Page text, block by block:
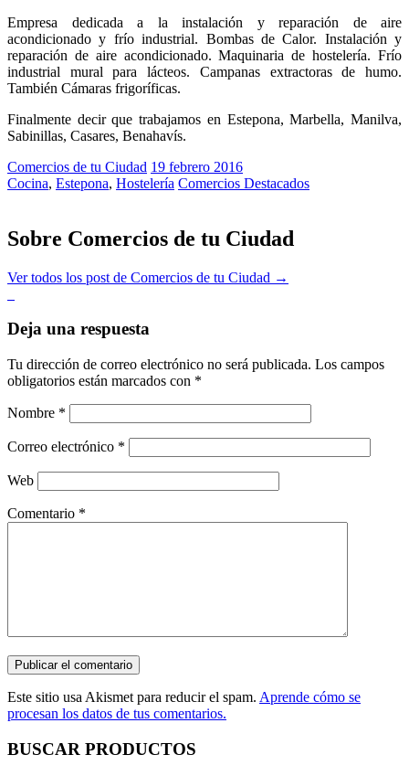
Empresa dedicada a la instalación y reparación de aire
acondicionado y frío industrial. Bombas de Calor. Instalación y
reparación de aire acondicionado. Maquinaria de hostelería. Frío
industrial mural para lácteos. Campanas extractoras de humo.
También Cámaras frigoríficas.
Finalmente decir que trabajamos en Estepona, Marbella, Manilva,
Sabinillas, Casares, Benahavís.
Comercios de tu Ciudad 19 febrero 2016
Cocina, Estepona, Hostelería Comercios Destacados
Sobre Comercios de tu Ciudad
Ver todos los post de Comercios de tu Ciudad →
Deja una respuesta
Tu dirección de correo electrónico no será publicada. Los campos
obligatorios están marcados con *
Nombre *
Correo electrónico *
Web
Comentario *
Este sitio usa Akismet para reducir el spam. Aprende cómo se
procesan los datos de tus comentarios.
BUSCAR PRODUCTOS